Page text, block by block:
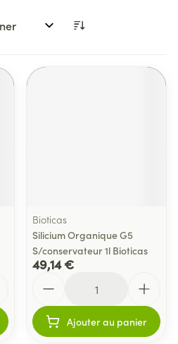
Bioticas
Silicium Organique G5
S/conservateur 1l Bioticas
49,14 €
Ajouter au panier